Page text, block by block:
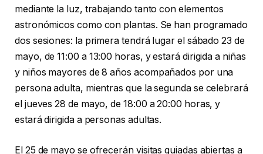
mediante la luz, trabajando tanto con elementos
astronómicos como con plantas. Se han programado
dos sesiones: la primera tendrá lugar el sábado 23 de
mayo, de 11:00 a 13:00 horas, y estará dirigida a niñas
y niños mayores de 8 años acompañados por una
persona adulta, mientras que la segunda se celebrará
el jueves 28 de mayo, de 18:00 a 20:00 horas, y
estará dirigida a personas adultas.
El 25 de mayo se ofrecerán visitas guiadas abiertas a